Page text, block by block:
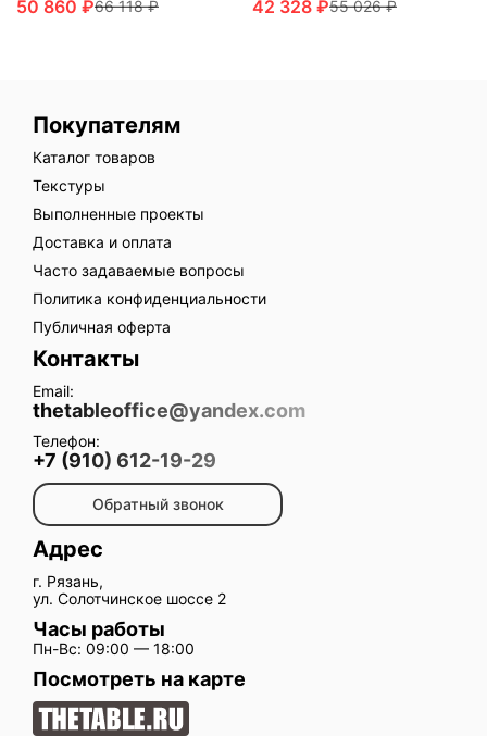
50 860 ₽66 118 ₽
42 328 ₽55 026 ₽
Покупателям
Каталог товаров
Текстуры
Выполненные проекты
Доставка и оплата
Часто задаваемые вопросы
Политика конфиденциальности
Публичная оферта
Контакты
Email:
thetableoffice@yandex.com
Телефон:
+7 (910) 612-19-29
Обратный звонок
Адрес
г. Рязань,
ул. Солотчинское шоссе 2
Часы работы
Пн-Вс: 09:00 — 18:00
Посмотреть на карте